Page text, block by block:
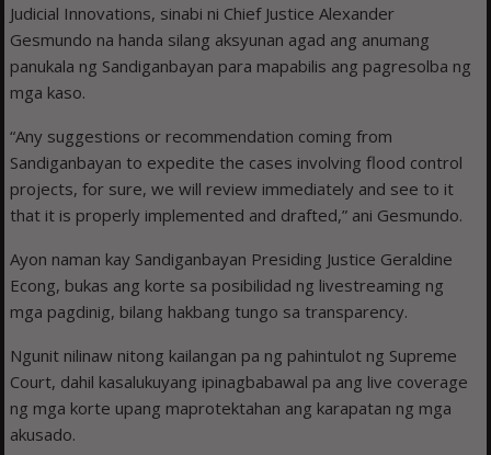
Judicial Innovations, sinabi ni Chief Justice Alexander
Gesmundo na handa silang aksyunan agad ang anumang
panukala ng Sandiganbayan para mapabilis ang pagresolba ng
mga kaso.
“Any suggestions or recommendation coming from
Sandiganbayan to expedite the cases involving flood control
projects, for sure, we will review immediately and see to it
that it is properly implemented and drafted,” ani Gesmundo.
Ayon naman kay Sandiganbayan Presiding Justice Geraldine
Econg, bukas ang korte sa posibilidad ng livestreaming ng
mga pagdinig, bilang hakbang tungo sa transparency.
Ngunit nilinaw nitong kailangan pa ng pahintulot ng Supreme
Court, dahil kasalukuyang ipinagbabawal pa ang live coverage
ng mga korte upang maprotektahan ang karapatan ng mga
akusado.